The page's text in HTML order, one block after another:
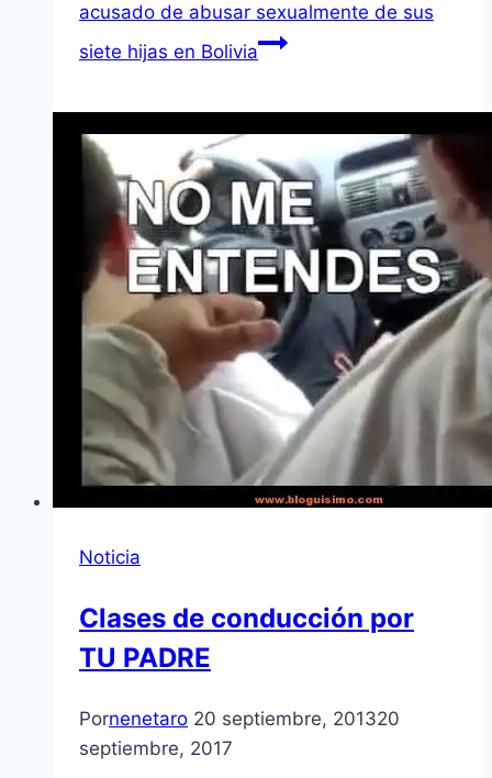
acusado de abusar sexualmente de sus
siete hijas en Bolivia
Noticia
Clases de conducción por
TU PADRE
Pornenetaro 20 septiembre, 201320
septiembre, 2017